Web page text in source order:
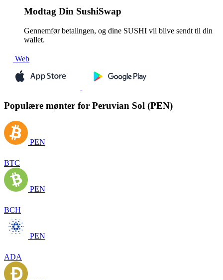
Modtag Din SushiSwap
Gennemfør betalingen, og dine SUSHI vil blive sendt til din
wallet.
Web
Populære mønter for Peruvian Sol (PEN)
PEN
BTC
PEN
BCH
PEN
ADA